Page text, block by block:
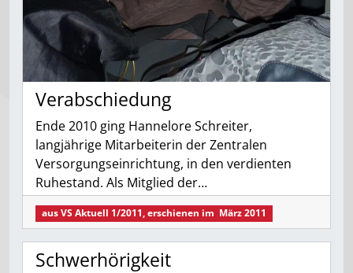
Verabschiedung
Ende 2010 ging Hannelore Schreiter,
langjährige Mitarbeiterin der Zentralen
Versorgungseinrichtung, in den verdienten
Ruhestand. Als Mitglied der…
ausVS Aktuell 1/2011, erschienen im März 2011
Schwerhörigkeit